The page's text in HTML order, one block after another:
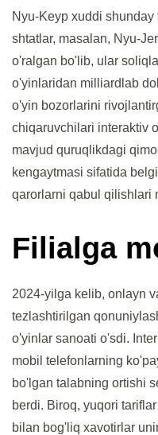
Nyu-Keyp xuddi
shtatlar, masalan, Nyu-
o'ralgan bo'lib, ular
o'yinlaridan milliardlab
o'yin bozorlarini
chiqaruvchilari interaktiv
mavjud quruqlikdagi
kengaytmasi sifatida
qarorlarni qabul qilishlari
Filialga
2024-yilga kelib, onlayn
tezlashtirilgan
o'yinlar sanoati o'sdi.
mobil telefonlarning
bo'lgan talabning ortishi
berdi. Biroq, yuqori
bilan bog'liq xavotirlar